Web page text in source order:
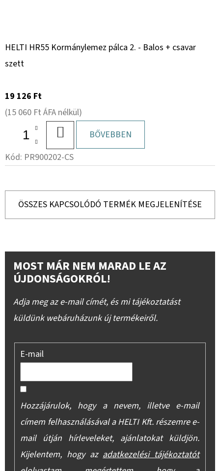
HELTI HR55 Kormánylemez pálca 2. - Balos + csavar
szett
19 126 Ft
(15 060 Ft ÁFA nélkül)
KOSÁRBABŐVEBBEN
Kód: PR900202-CS
ÖSSZES KAPCSOLÓDÓ TERMÉK MEGJELENÍTÉSE
MOST MÁR NEM MARAD LE AZ
ÚJDONSÁGOKRÓL!
Adja meg az e-mail címét, és mi tájékoztatást
küldünk webáruházunk új termékeiről.
E-mail
Hozzájárulok, hogy a nevem, illetve e-mail
címem felhasználásával a HELTI Kft. részemre e-
mail útján hírleveleket, ajánlatokat küldjön.
Kijelentem, hogy azadatkezelési tájékoztatót